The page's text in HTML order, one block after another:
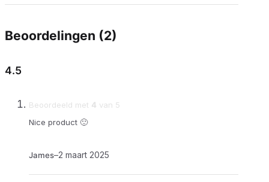
Beoordelingen (2)
4.5
Beoordeeld met 4 van 5
James–2 maart 2025
Nice product 🙂